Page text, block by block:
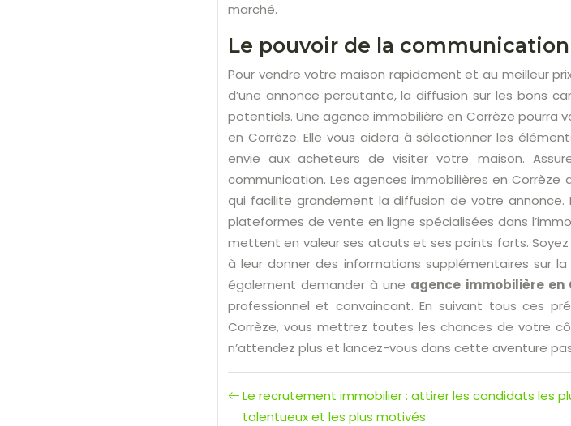
marché.
Le pouvoir de la
Pour vendre votre maison rapidement et au meilleur
d’une annonce percutante, la diffusion sur les bons
potentiels. Une agence immobilière en Corrèze pourra
en Corrèze. Elle vous aidera à sélectionner les
envie aux acheteurs de visiter votre maison.
communication. Les agences immobilières en
qui facilite grandement la diffusion de votre
plateformes de vente en ligne spécialisées dans
mettent en valeur ses atouts et ses points forts.
à leur donner des informations supplémentaires sur
également demander à une agence immobilière en
professionnel et convaincant. En suivant tous ces
Corrèze, vous mettrez toutes les chances de votre
n’attendez plus et lancez-vous dans cette aventure
Le recrutement immobilier : attirer les candidats les
talentueux et les plus motivés